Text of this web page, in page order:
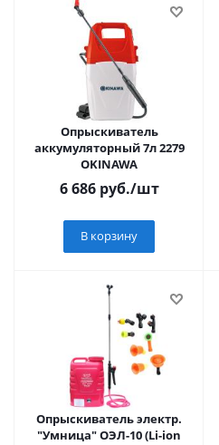
Опрыскиватель
аккумуляторный 7л 2279
OKINAWA
6 686руб./шт
В корзину
Опрыскиватель электр.
"Умница" ОЭЛ-10 (Li-ion